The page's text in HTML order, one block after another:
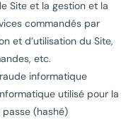
Site et la gestion et la
commandés par
et d’utilisation du Site,
etc.
informatique
utilisé pour la
passe (hashé)